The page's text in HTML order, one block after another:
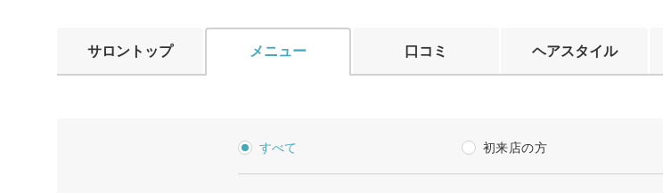
サロントップ メニュー 口コミ ヘアスタイル
すべて 初来店の方